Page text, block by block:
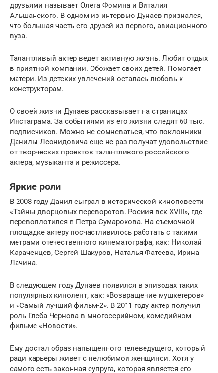
друзьями называет Олега Фомина и Виталия
Альшанского. В одном из интервью Дунаев признался,
что большая часть его друзей из первого, авиационного
вуза.
Талантливый актер ведет активную жизнь. Любит отдых
в приятной компании. Обожает своих детей. Помогает
матери. Из детских увлечений осталась любовь к
конструкторам.
О своей жизни Дунаев рассказывает на страницах
Инстаграма. За событиями из его жизни следят 60 тыс.
подписчиков. Можно не сомневаться, что поклонники
Данилы Леонидовича еще не раз получат удовольствие
от творческих проектов талантливого российского
актера, музыканта и режиссера.
Яркие роли
В 2008 году Данил сыграл в исторической киноповести
«Тайны дворцовых переворотов. Росиия век XVIII», где
перевоплотился в Петра Сумарокова. На съемочной
площадке актеру посчастливилось работать с такими
метрами отечественного кинематографа, как: Николай
Караченцев, Сергей Шакуров, Наталья Фатеева, Ирина
Лачина.
В следующем году Дунаев появился в эпизодах таких
популярных кинолент, как: «Возвращение мушкетеров»
и «Самый лучший фильм-2». В 2011 году актер получил
роль Глеба Чернова в многосерийном, комедийном
фильме «Новости».
Ему достал образ напыщенного телеведущего, который
ради карьеры живет с нелюбимой женщиной. Хотя у
самого есть законная супруга, которая является его